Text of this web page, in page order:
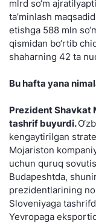
mlrd so‘m
ta’minlash
etishga 588 mln
qismidan bo‘rtib
shaharning 42 ta
Bu hafta yana
Prezident Shavkat
tashrif buyurdi.
kengaytirilgan
Mojariston
uchun quruq
Budapeshtda,
prezidentlarining
Sloveniyaga
Yevropaga